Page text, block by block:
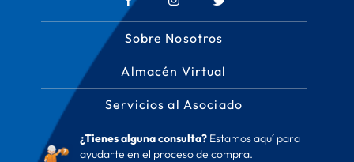
Sobre Nosotros
Almacén Virtual
Servicios al Asociado
¿Tienes alguna consulta?Estamos aquí para
ayudarte en el proceso de compra.